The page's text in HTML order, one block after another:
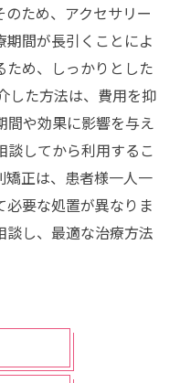
ため、アクセサリー
間が長引くことによ
ため、しっかりとした
した方法は、費用を抑
間や効果に影響を与え
談してから利用するこ
矯正は、患者様一人一
必要な処置が異なりま
談し、最適な治療方法